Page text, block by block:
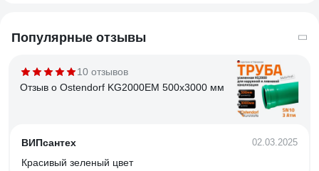
Популярные отзывы
10 отзывов
Отзыв о Ostendorf KG2000EM 500x3000 мм
ВИПсантех 02.03.2025
Красивый зеленый цвет